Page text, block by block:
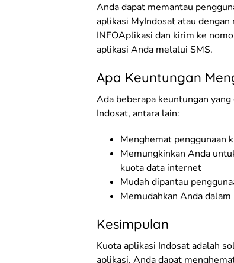
Anda dapat memantau
aplikasi MyIndosat atau
INFOAplikasi dan kirim ke
aplikasi Anda melalui SMS.
Apa Keuntungan
Ada beberapa keuntungan
Indosat, antara lain:
Menghemat penggunaan
Memungkinkan Anda
kuota data internet
Mudah dipantau
Memudahkan Anda
Kesimpulan
Kuota aplikasi Indosat adalah
aplikasi, Anda dapat